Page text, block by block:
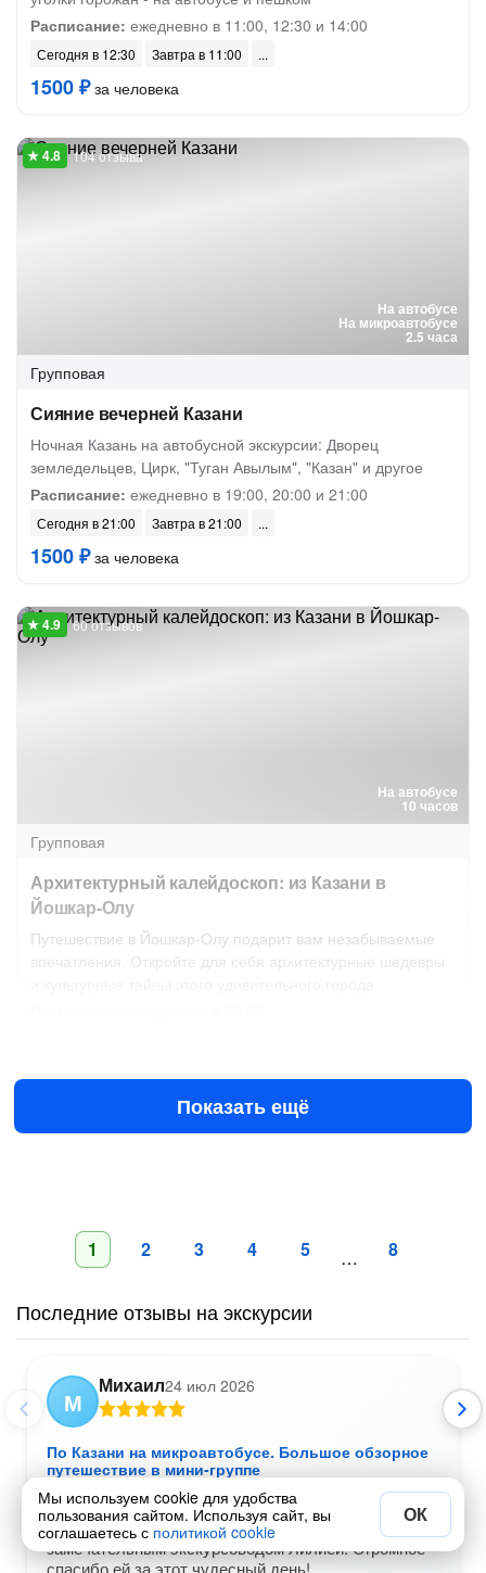
Расписание: ежедневно в 11:00, 12:30 и 14:00
Сегодня в 12:30 Завтра в 11:00
1500 ₽за человека
На автобусе
На микроавтобусе
2.5 часа
104 отзыва
Групповая
Сияние вечерней Казани
Ночная Казань на автобусной экскурсии: Дворец
земледельцев, Цирк, "Туган Авылым", "Казан" и другое
Расписание: ежедневно в 19:00, 20:00 и 21:00
Сегодня в 21:00 Завтра в 21:00
1500 ₽за человека
На автобусе
10 часов
60 отзывов
Групповая
Архитектурный калейдоскоп: из Казани в
Йошкар-Олу
Путешествие в Йошкар-Олу подарит вам незабываемые
впечатления. Откройте для себя архитектурные шедевры
3300 ₽за человека
Показать ещё
1 2 3 4 5 … 8
Последние отзывы на экскурсии
М
Михаил24 июл 2026
По Казани на микроавтобусе. Большое обзорное
путешествие в мини-группе
Дата посещения:23 июл 2026
Вчера побывали на обзорной экскурсии по Казани с
замечательным экскурсоводом Лилией. Огромное
спасибо ей за этот чудесный день!
Мы используем cookie для удобства
пользования сайтом. Используя сайт, вы
соглашаетесь с политикой cookie
ОК